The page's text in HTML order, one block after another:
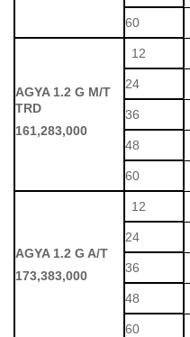
60
AGYA 1.2 G M/T
TRD
161,283,000
12
24
36
48
60
AGYA 1.2 G A/T
173,383,000
12
24
36
48
60